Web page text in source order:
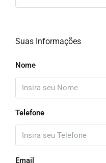
Suas Informações
Nome
Telefone
Email